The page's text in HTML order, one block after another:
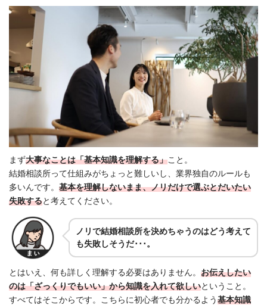
まず大事なことは「基本知識を理解する」こと。
結婚相談所って仕組みがちょっと難しいし、業界独自のルールも
多いんです。 基本を理解しないまま、ノリだけで選ぶとだいたい
失敗すると考えてください。
ノリで結婚相談所を決めちゃうのはどう考えて
も失敗しそうだ･･･。
とはいえ、何も詳しく理解する必要はありません。 お伝えしたい
のは「ざっくりでもいい」から知識を入れて欲しいということ。
すべてはそこからです。こちらに初心者でも分かるよう基本知識